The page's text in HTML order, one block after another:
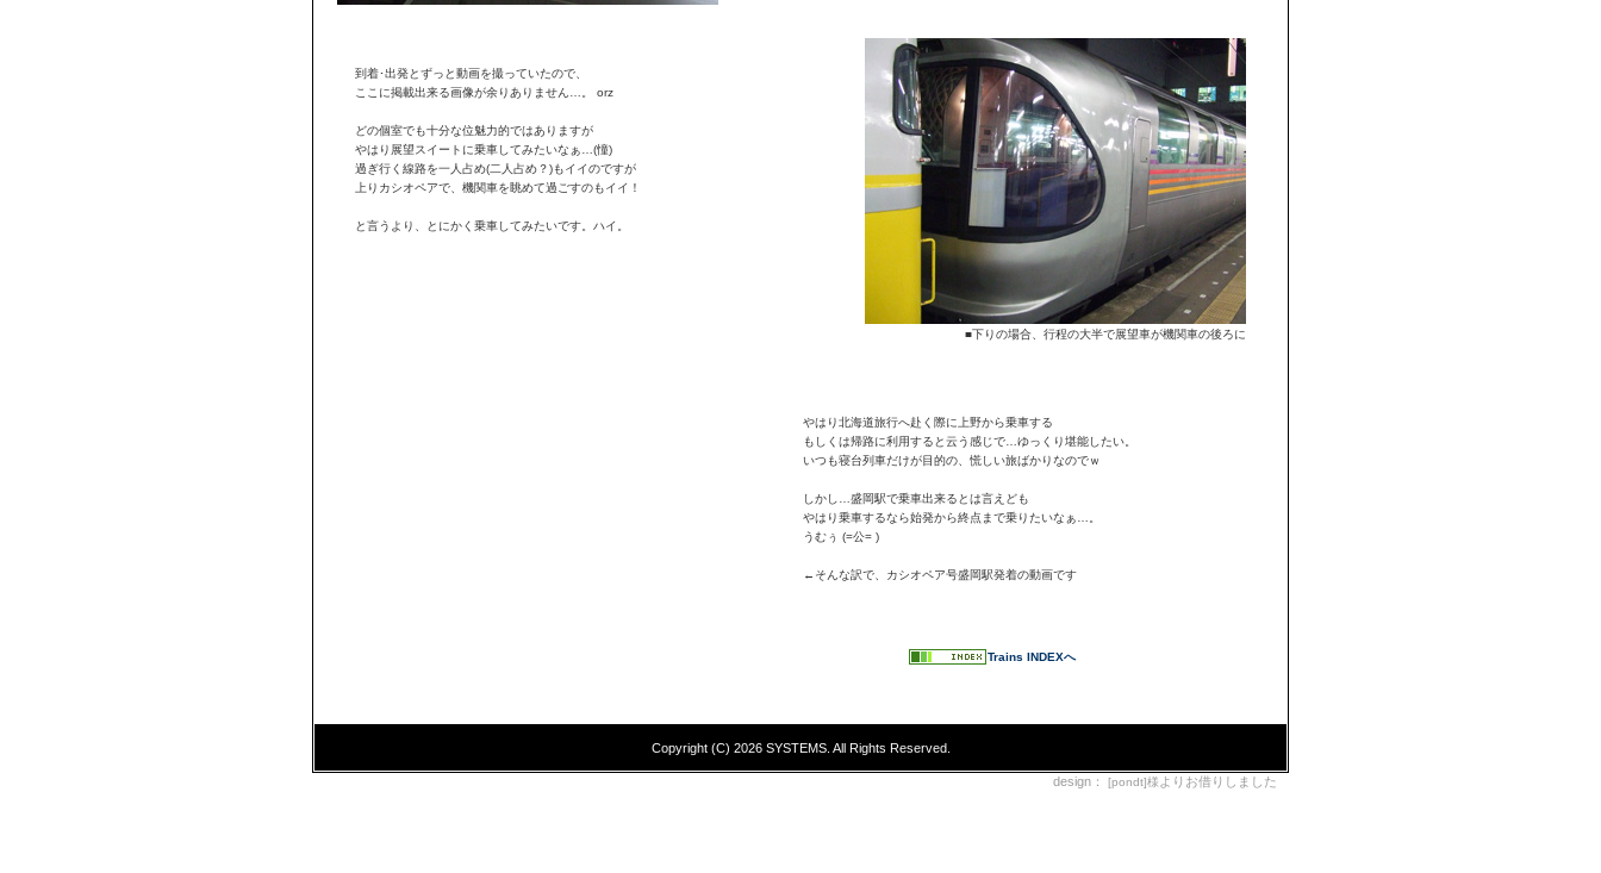
到着･出発とずっと動画を撮っていたので、
ここに掲載出来る画像が余りありません…。 orz
どの個室でも十分な位魅力的ではありますが
やはり展望スイートに乗車してみたいなぁ…(憧)
過ぎ行く線路を一人占め(二人占め？)もイイのですが
上りカシオペアで、機関車を眺めて過ごすのもイイ！
と言うより、とにかく乗車してみたいです。ハイ。
■下りの場合、行程の大半で展望車が機関車の後ろに
やはり北海道旅行へ赴く際に上野から乗車する
もしくは帰路に利用すると云う感じで…ゆっくり堪能したい。
いつも寝台列車だけが目的の、慌しい旅ばかりなのでｗ
しかし…盛岡駅で乗車出来るとは言えども
やはり乗車するなら始発から終点まで乗りたいなぁ…。
うむぅ (=公= )
←そんな訳で、カシオペア号盛岡駅発着の動画です
Trains INDEXへ
Copyright (C) 2026 SYSTEMS. All Rights Reserved.
design： [pondt]様 よりお借りしました